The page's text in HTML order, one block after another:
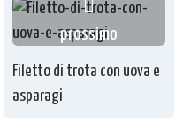
prossimo
Filetto di trota con uova e
asparagi